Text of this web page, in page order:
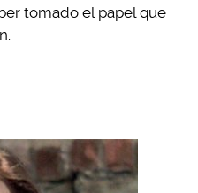
tomado el papel que